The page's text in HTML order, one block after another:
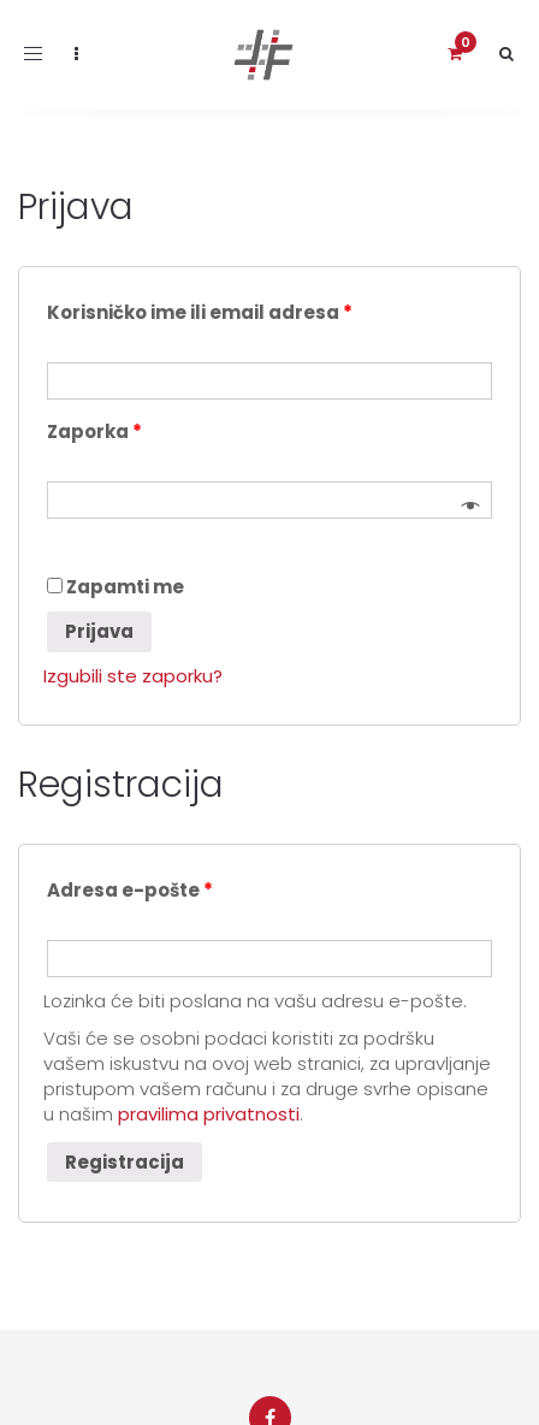
Toggle
Prijava
Korisničko ime ili email adresa *
Zaporka *
Zapamti me
Prijava
Izgubili ste zaporku?
Registracija
Adresa e-pošte*
Lozinka će biti poslana na vašu adresu e-pošte.
Vaši će se osobni podaci koristiti za podršku
vašem iskustvu na ovoj web stranici, za upravljanje
pristupom vašem računu i za druge svrhe opisane
u našim pravilima privatnosti.
Registracija